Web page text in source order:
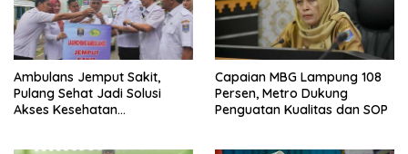
Ambulans Jemput Sakit,
Pulang Sehat Jadi Solusi
Akses Kesehatan
Capaian MBG Lampung 108
Persen, Metro Dukung
Penguatan Kualitas dan SOP